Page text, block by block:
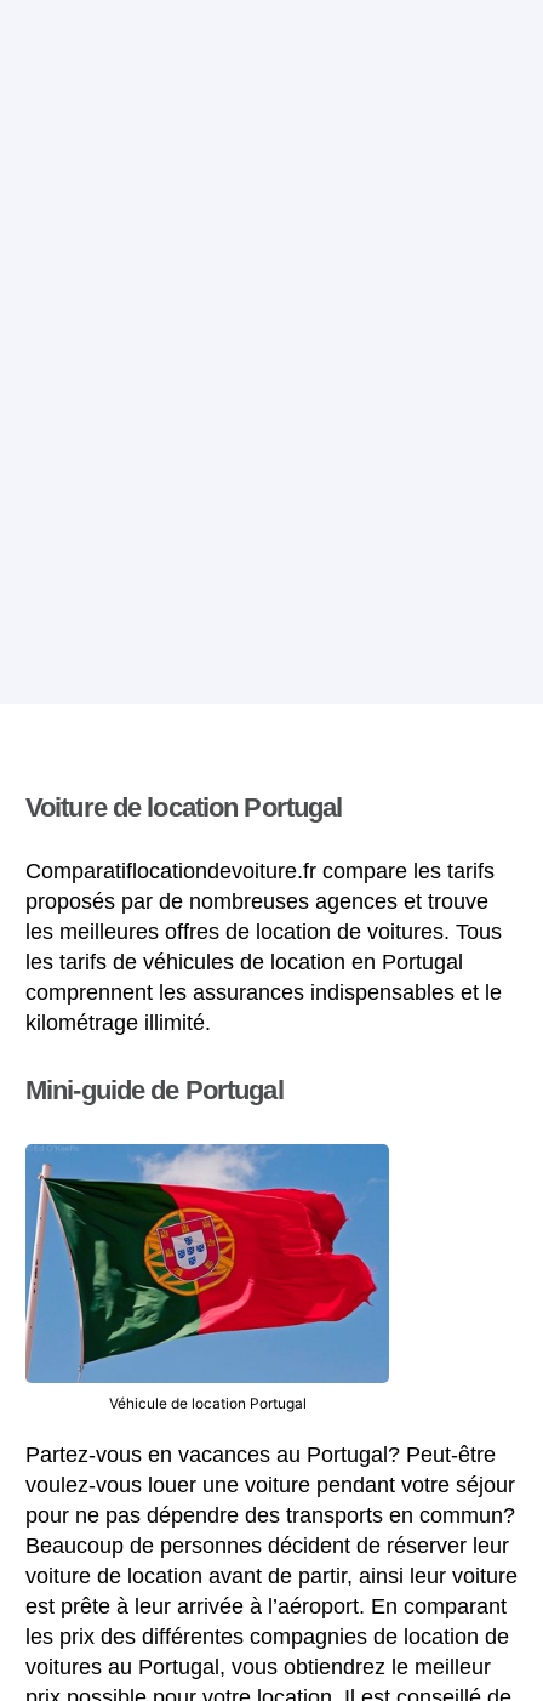
Voiture de location Portugal
Comparatiflocationdevoiture.fr compare les tarifs
proposés par de nombreuses agences et trouve
les meilleures offres de location de voitures. Tous
les tarifs de véhicules de location en Portugal
comprennent les assurances indispensables et le
kilométrage illimité.
Mini-guide de Portugal
Véhicule de location Portugal
Partez-vous en vacances au Portugal? Peut-être
voulez-vous louer une voiture pendant votre séjour
pour ne pas dépendre des transports en commun?
Beaucoup de personnes décident de réserver leur
voiture de location avant de partir, ainsi leur voiture
est prête à leur arrivée à l’aéroport. En comparant
les prix des différentes compagnies de location de
voitures au Portugal, vous obtiendrez le meilleur